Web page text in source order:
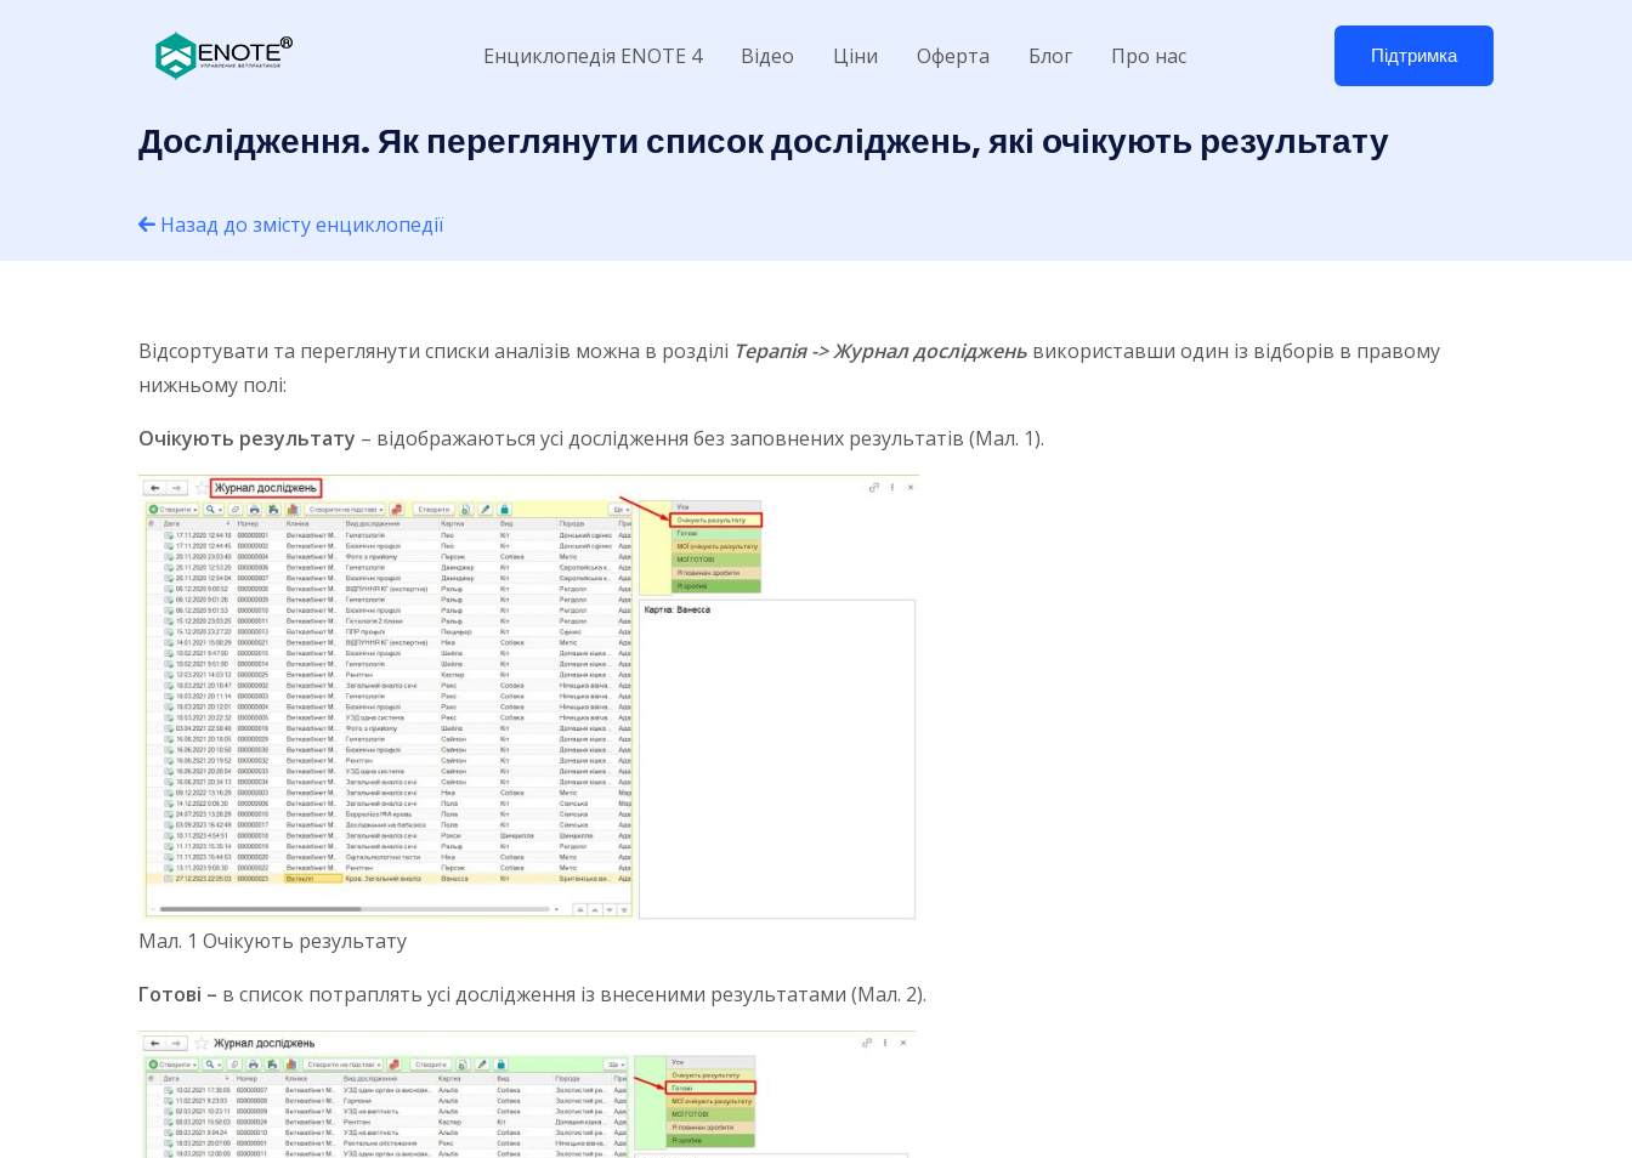
Енциклопедія ENOTE 4 Відео Ціни Оферта Блог Про нас Підтримка
Дослідження. Як переглянути список досліджень, які очікують результату
Назад до змісту енциклопедії
Відсортувати та переглянути списки аналізів можна в розділі Терапія -> Журнал досліджень використавши один із відборів в правому
нижньому полі:
Очікують результату – відображаються усі дослідження без заповнених результатів (Мал. 1).
Мал. 1 Очікують результату
Готові – в список потраплять усі дослідження із внесеними результатами (Мал. 2).